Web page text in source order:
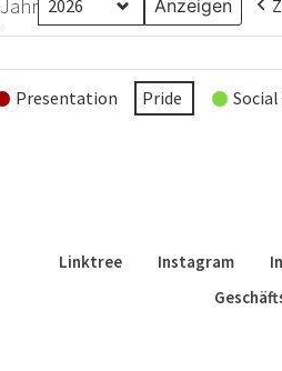
Jahr
Presentation Pride
Linktree Instagram